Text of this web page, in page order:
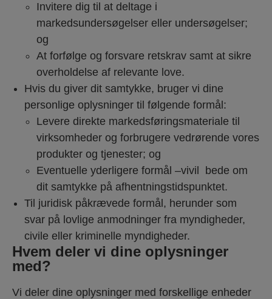
Invitere dig til at deltage i
markedsundersøgelser eller undersøgelser;
og
At forfølge og forsvare retskrav samt at sikre
overholdelse af relevante love.
Hvis du giver dit samtykke, bruger vi dine
personlige oplysninger til følgende formål:
Levere direkte markedsføringsmateriale til
virksomheder og forbrugere vedrørende vores
produkter og tjenester; og
Eventuelle yderligere formål –vivil bede om
dit samtykke på afhentningstidspunktet.
Til juridisk påkrævede formål, herunder som
svar på lovlige anmodninger fra myndigheder,
civile eller kriminelle myndigheder.
Hvem deler vi dine oplysninger
med?
Vi deler dine oplysninger med forskellige enheder